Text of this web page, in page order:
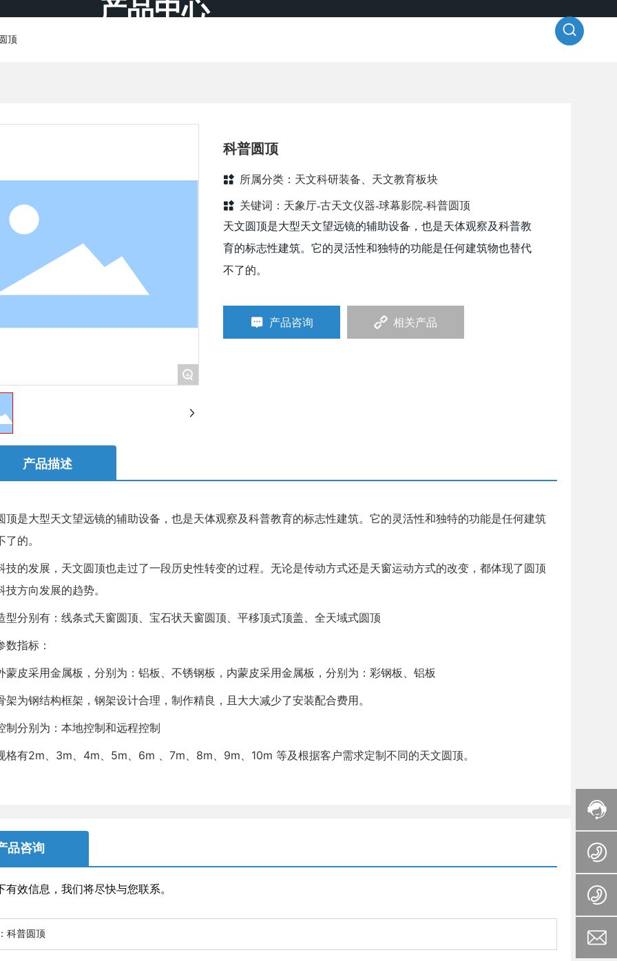
产品中心
顶
+
科普圆顶
所属分类： 天文科研装备、天文教育板块
关键词： 天象厅-古天文仪器-球幕影院-科普圆顶
天文圆顶是大型天文望远镜的辅助设备，也是天体观察及科普教
育的标志性建筑。它的灵活性和独特的功能是任何建筑物也替代
不了的。
产品咨询 相关产品
产品描述
大型天文望远镜的辅助设备，也是天体观察及科普教育的标志性建筑。它的灵活性和独特的功能是任何建筑
的。
发展，天文圆顶也走过了一段历史性转变的过程。无论是传动方式还是天窗运动方式的改变，都体现了圆顶
技方向发展的趋势。
别有：线条式天窗圆顶、宝石状天窗圆顶、平移顶式顶盖、全天域式圆顶
指标：
采用金属板，分别为：铝板、不锈钢板，内蒙皮采用金属板，分别为：彩钢板、铝板
钢结构框架，钢架设计合理，制作精良，且大大减少了安装配合费用。
别为：本地控制和远程控制
2m、3m、4m、5m、6m 、7m、8m、9m、10m 等及根据客户需求定制不同的天文圆顶。
品咨询
有效信息，我们将尽快与您联系。
科普圆顶